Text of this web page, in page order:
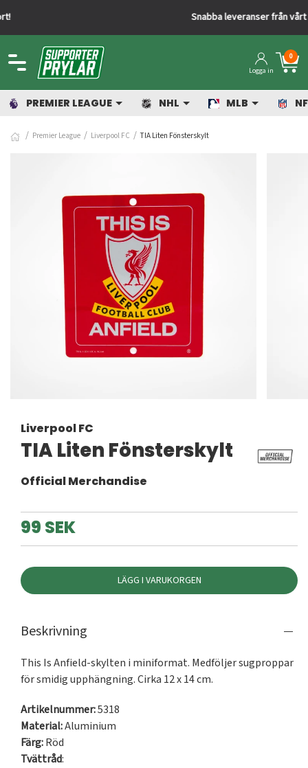
Snabba leveranser från vårt lager
Logga in
0
PREMIER LEAGUE NHL MLB
Premier League Liverpool FC TIA Liten Fönsterskylt
Liverpool FC
TIA Liten Fönsterskylt
Official Merchandise
99 SEK
LÄGG I VARUKORGEN
Beskrivning
This Is Anfield-skylten i miniformat. Medföljer sugproppar
för smidig upphängning. Cirka 12 x 14 cm.
Artikelnummer:5318
Material:Aluminium
Färg:Röd
Tvättråd: